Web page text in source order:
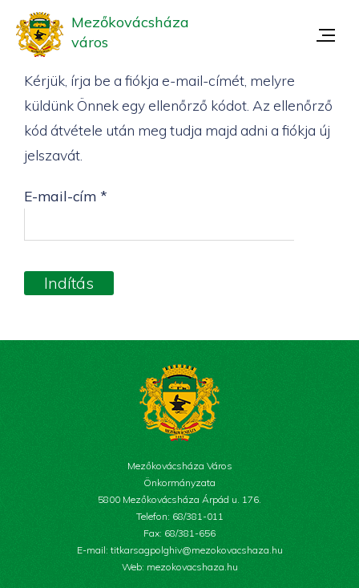
Mezőkovácsháza
város
Kérjük, írja be a fiókja e-mail-címét, melyre
küldünk Önnek egy ellenőrző kódot. Az ellenőrző
kód átvétele után meg tudja majd adni a fiókja új
jelszavát.
E-mail-cím *
Indítás
Mezőkovácsháza Város
Önkormányzata
5800 Mezőkovácsháza Árpád u. 176.
Telefon: 68/381-011
Fax: 68/381-656
E-mail: titkarsagpolghiv@mezokovacshaza.hu
Web: mezokovacshaza.hu